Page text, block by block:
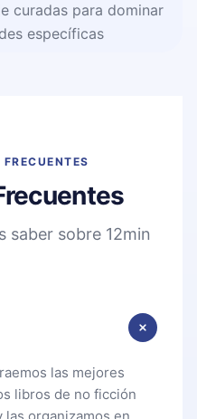
curadas para dominar
específicas
saber sobre 12min
las mejores
libros de no ficción